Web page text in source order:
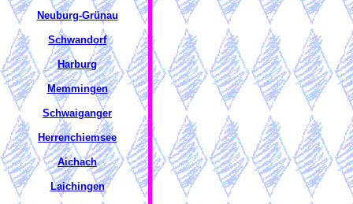
Neuburg-Grünau
Schwandorf
Harburg
Memmingen
Schwaiganger
Herrenchiemsee
Aichach
Laichingen